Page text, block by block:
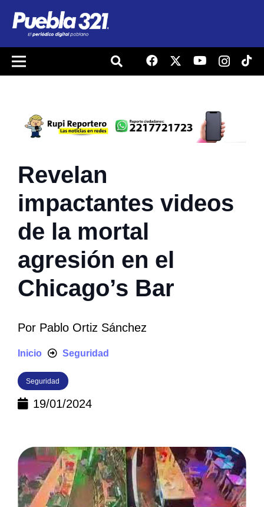
Revelan
impactantes videos
de la mortal
agresión en el
Chicago’s Bar
Por Pablo Ortiz Sánchez
Inicio Seguridad
Seguridad
19/01/2024